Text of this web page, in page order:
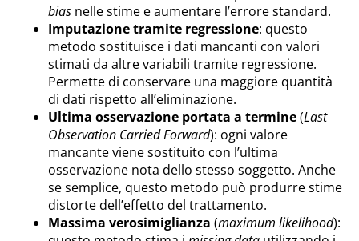
bias nelle stime e aumentare l’errore standard.
Imputazione tramite regressione: questo
metodo sostituisce i dati mancanti con valori
stimati da altre variabili tramite regressione.
Permette di conservare una maggiore quantità
di dati rispetto all’eliminazione.
Ultima osservazione portata a termine(Last
Observation Carried Forward): ogni valore
mancante viene sostituito con l’ultima
osservazione nota dello stesso soggetto. Anche
se semplice, questo metodo può produrre stime
distorte dell’effetto del trattamento.
Massima verosimiglianza (maximum likelihood):